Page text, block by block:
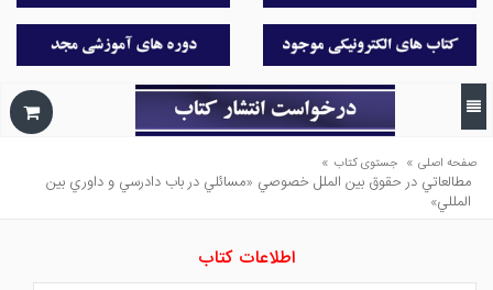
صفحه اصلی » جستوی کتاب »
مطالعاتي در حقوق بين الملل خصوصي «مسائلي در باب دادرسي و داوري بين
المللي»
اطلاعات کتاب